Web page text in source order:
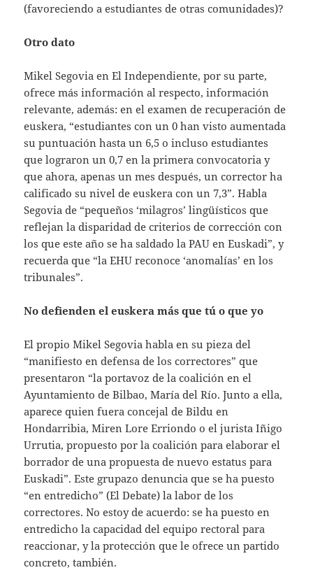
(favoreciendo a estudiantes de otras comunidades)?
Otro dato
Mikel Segovia en El Independiente, por su parte,
ofrece más información al respecto, información
relevante, además: en el examen de recuperación de
euskera, “estudiantes con un 0 han visto aumentada
su puntuación hasta un 6,5 o incluso estudiantes
que lograron un 0,7 en la primera convocatoria y
que ahora, apenas un mes después, un corrector ha
calificado su nivel de euskera con un 7,3”. Habla
Segovia de “pequeños ‘milagros’ lingüísticos que
reflejan la disparidad de criterios de corrección con
los que este año se ha saldado la PAU en Euskadi”, y
recuerda que “la EHU reconoce ‘anomalías’ en los
tribunales”.
No defienden el euskera más que tú o que yo
El propio Mikel Segovia habla en su pieza del
“manifiesto en defensa de los correctores” que
presentaron “la portavoz de la coalición en el
Ayuntamiento de Bilbao, María del Río. Junto a ella,
aparece quien fuera concejal de Bildu en
Hondarribia, Miren Lore Erriondo o el jurista Iñigo
Urrutia, propuesto por la coalición para elaborar el
borrador de una propuesta de nuevo estatus para
Euskadi”. Este grupazo denuncia que se ha puesto
“en entredicho” (El Debate) la labor de los
correctores. No estoy de acuerdo: se ha puesto en
entredicho la capacidad del equipo rectoral para
reaccionar, y la protección que le ofrece un partido
concreto, también.